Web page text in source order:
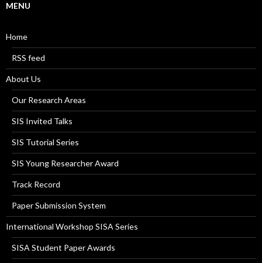
MENU
Home
RSS feed
About Us
Our Research Areas
SIS Invited Talks
SIS Tutorial Series
SIS Young Researcher Award
Track Record
Paper Submission System
International Workshop SISA Series
SISA Student Paper Awards